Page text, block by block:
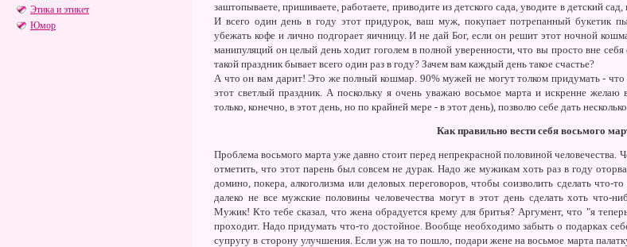
Этика и этикет
Юмор
заштопываете, пришиваете, работаете, приводите из детского сада, уводите в детский
И всего один день в году этот придурок, ваш муж, покупает потрепанный букетик
убежать кофе и лично подгорает яичницу. И не дай Бог, если он решит этот ночной
манипуляций он целый день ходит гоголем в полной уверенности, что вы просто вне
такой праздник бывает всего один раз в году? Зачем вам каждый день такое счастье?
А что он вам дарит! Это же полный кошмар. 90% мужей не могут толком придумать - что
этот светлый праздник. А поскольку я очень уважаю восьмое марта и искренне
только, конечно, в этот день, но по крайней мере - в этот день), позволю себе дать
Как правильно вести себя восьмого
Проблема восьмого марта уже давно стоит перед непрекрасной половиной человечества.
отметить, что этот парень был совсем не дурак. Надо же мужикам хоть раз в году
домино, покера, алкоголизма или деловых переговоров, чтобы соизволить сделать что-
далеко не все мужские половины человечества могут в этот день сделать хоть что-
Мужик! Кто тебе сказал, что жена обрадуется крему для бритья? Аргумент, что "я
проходит. Надо придумать что-то достойное. Вообще необходимо забыть о подарках
супругу в сторону улучшения. Если уж на то пошло, подари жене на восьмое марта